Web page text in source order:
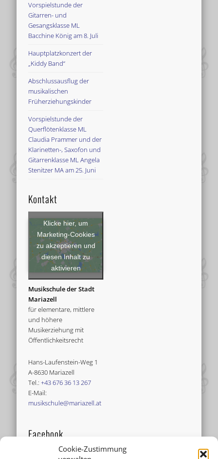
Cookie-Zustimmung
Vorspielstunde der
Gitarren- und
Gesangsklasse ML
Bacchine König am 8. Juli
Hauptplatzkonzert der
„Kiddy Band“
Abschlussausflug der
musikalischen
Früherziehungskinder
Vorspielstunde der
Querflötenklasse ML
Claudia Prammer und der
Klarinetten-, Saxofon und
Gitarrenklasse ML Angela
Stenitzer MA am 25. Juni
Kontakt
Klicke hier, um
Marketing-Cookies
zu akzeptieren und
diesen Inhalt zu
aktivieren
Musikschule der Stadt
Mariazell
für elementare, mittlere
und höhere
Musikerziehung mit
Öffentlichkeitsrecht
Hans-Laufenstein-Weg 1
A-8630 Mariazell
Tel.:+43 676 36 13 267
E-Mail:
musikschule@mariazell.at
Facebook